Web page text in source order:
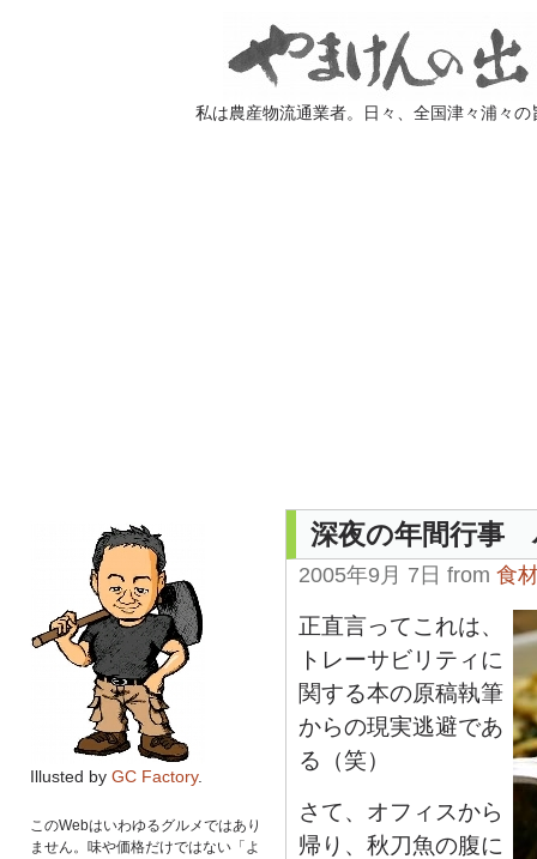
私は農産物流通業者。日々、全国津々浦々
深夜の年間行事
2005年9月 7日 from 食
正直言ってこれは、
トレーサビリティに
関する本の原稿執筆
からの現実逃避であ
る（笑）
さて、オフィスから
帰り、秋刀魚の腹に
Illusted by GC Factory.
このWebはいわゆるグルメではあり
ません。味や価格だけではない「よ